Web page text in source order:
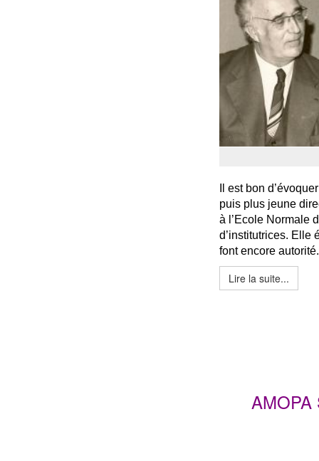
Il est bon
puis plus jeune
à l’Ecole Normale
d’institutrices. Elle
font encore autorité.
Lire la suite...